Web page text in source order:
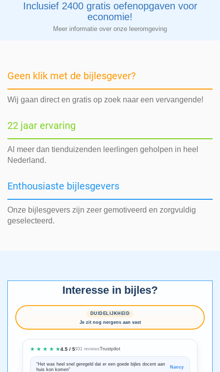
Inclusief 2400 gratis oefenopgaven voor
economie!
Meer informatie over onze leeromgeving
Geen klik met de bijlesgever?
Wij gaan direct en gratis op zoek naar een vervangende!
22 jaar ervaring
Al meer dan tienduizenden leerlingen geholpen in heel
Nederland.
Enthousiaste bijlesgevers
Onze bijlesgevers zijn zeer gemotiveerd en zorgvuldig
geselecteerd.
Interesse in bijles?
DUIDELIJKHEID
Je zit nog nergens aan vast
★ ★ ★ ★ ★4.5 / 5931 reviewsTrustpilot
“Het was heel snel geregeld dat er een goede bijles docent aan
huis kon komen”
Nancy